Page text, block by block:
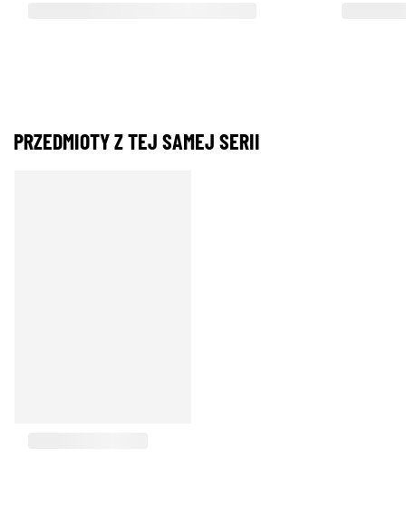
PRZEDMIOTY Z TEJ SAMEJ SERII